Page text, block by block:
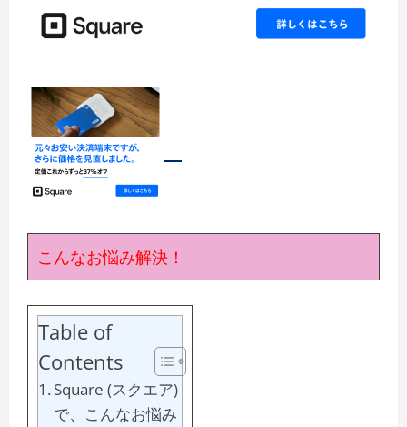
こんなお悩み解決！
Table of
Contents
Square (スクエア)
で、こんなお悩み